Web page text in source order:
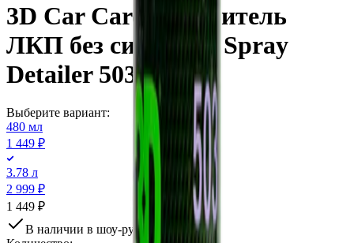
3D Car Care Очиститель
ЛКП без силикона Spray
Detailer 503, 0.48 л
Выберите вариант:
480 мл
1 449 ₽
3.78 л
2 999 ₽
1 449 ₽
В наличии в шоу-руме